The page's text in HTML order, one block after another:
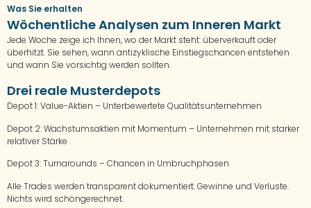
Was Sie erhalten
Wöchentliche Analysen zum Inneren Markt
Jede Woche zeige ich Ihnen, wo der Markt steht: überverkauft oder
überhitzt. Sie sehen, wann antizyklische Einstiegschancen entstehen
und wann Sie vorsichtig werden sollten.
Drei reale Musterdepots
Depot 1: Value-Aktien – Unterbewertete Qualitätsunternehmen
Depot 2: Wachstumsaktien mit Momentum – Unternehmen mit starker
relativer Stärke
Depot 3: Turnarounds – Chancen in Umbruchphasen
Alle Trades werden transparent dokumentiert. Gewinne und Verluste.
Nichts wird schöngerechnet.